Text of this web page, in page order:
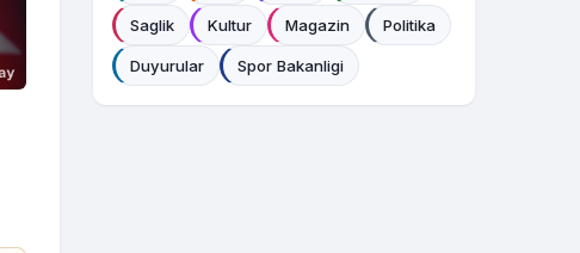
Saglik Kultur Magazin Politika
Duyurular Spor Bakanligi